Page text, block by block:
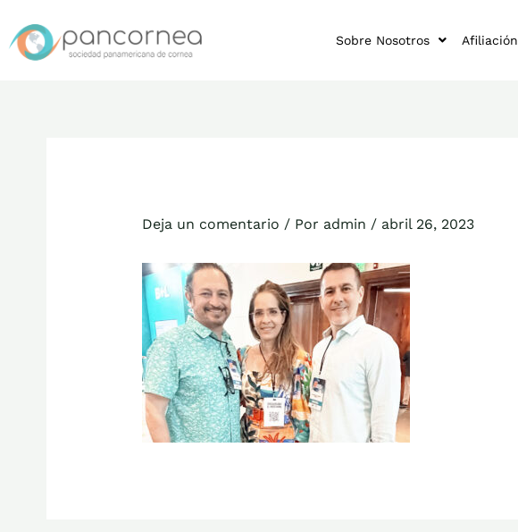
contenido
Sobre Nosotros Afiliación
Deja un comentario / Por admin / abril 26, 2023